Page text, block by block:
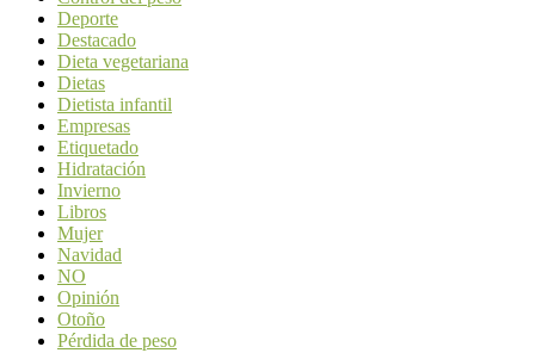
Deporte
Destacado
Dieta vegetariana
Dietas
Dietista infantil
Empresas
Etiquetado
Hidratación
Invierno
Libros
Mujer
Navidad
NO
Opinión
Otoño
Pérdida de peso